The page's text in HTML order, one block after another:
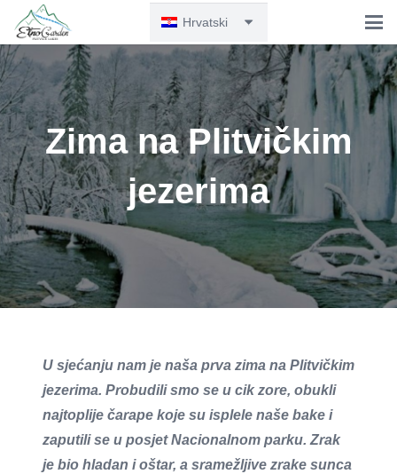
Hrvatski
Zima na Plitvičkim
jezerima
U sjećanju nam je naša prva zima na Plitvičkim
jezerima. Probudili smo se u cik zore, obukli
najtoplije čarape koje su isplele naše bake i
zaputili se u posjet Nacionalnom parku. Zrak
je bio hladan i oštar, a sramežljive zrake sunca